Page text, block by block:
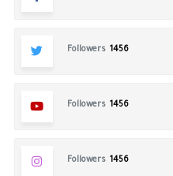
Followers 1456
Followers 1456
Followers 1456